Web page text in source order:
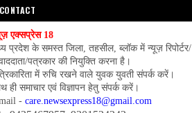
CONTACT
एक्सप्रेस 18
प्रदेश के समस्त जिला, तहसील, ब्लॉक में न्यूज़ रिपोर्टर/
पत्रकार की नियुक्ति करना है।
में रुचि रखने वाले युवक युवती संपर्क करें।
ही समाचार एवं विज्ञापन हेतु संपर्क करें।
- care.newsexpress18@gmail.com